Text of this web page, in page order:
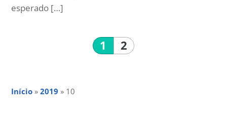
esperado […]
1 2
Início » 2019 » 10